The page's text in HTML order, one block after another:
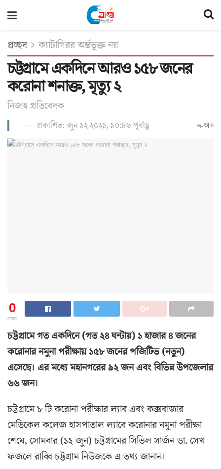
প্রচ্ছদ ক্যাটাগিরর অর্ন্তভুক্ত নয়
চট্টগ্রামে একদিনে আরও ১৫৮ জনের
করোনা শনাক্ত, মৃত্যু ২
নিজস্ব প্রতিবেদক
প্রকাশিত: জুন ১২ ২০২১, ১০:৪৬ পূর্বাহ্ণ অ-অ+
0
শেয়ার
চট্টগ্রামে গত একদিনে (গত ২৪ ঘন্টায়) ১ হাজার ৪ জনের
করোনার নমুনা পরীক্ষায় ১৫৮ জনের পজিটিভ (নতুন)
এসেছে। এর মধ্যে মহানগরের ৯২ জন এবং বিভিন্ন উপজেলার
৬৬ জন।
চট্টগ্রামে ৮ টি করোনা পরীক্ষার ল্যাব এবং কক্সবাজার
মেডিকেল কলেজ হাসপাতাল ল্যাবে করোনার নমুনা পরীক্ষা
শেষে, সোমবার (১২ জুন) চট্টগ্রামের সিভিল সার্জন ডা. সেখ
ফজলে রাব্বি চট্টগ্রাম নিউজকে এ তথ্য জানান।